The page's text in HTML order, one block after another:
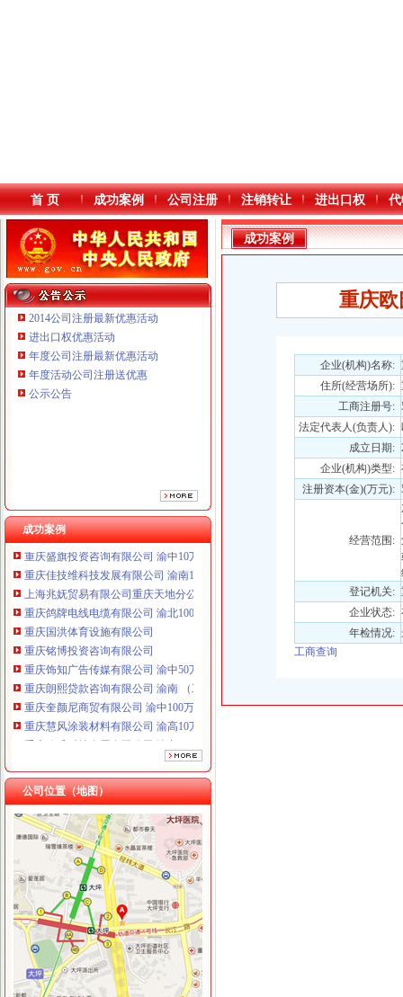
本站导航
首 页 成功案例 公司注册 注销转让 进出口权
2014公司注册最新优惠活动
进出口权优惠活动
年度公司注册最新优惠活动
年度活动公司注册送优惠
公示公告
成功案例
重庆鸽牌电线电缆有限公司 渝北10010万 (进出口权)
重庆慧风涂装材料有限公司 渝高10万 （工商注册）
重庆欧氏科技发展有限公司 渝九50万 （进出口权）
重庆盛旗投资咨询有限公司 渝中10万 （工商注册）
重庆佳技维科技发展有限公司 渝南100万 （进出口权）
上海兆妩贸易有限公司重庆天地分公司 渝中 （工商注册）
重庆鸽牌电线电缆有限公司 渝北10010万 (进出口权)
重庆国洪体育设施有限公司
重庆铭博投资咨询有限公司
重庆饰知广告传媒有限公司 渝中50万 （工商注册）
重庆朗熙贷款咨询有限公司 渝南 （工商注册）
重庆奎颜尼商贸有限公司 渝中100万 （工商注册）
重庆慧风涂装材料有限公司 渝高10万 （工商注册）
重庆欧氏科技发展有限公司 渝九50万 （进出口权）
重庆盛旗投资咨询有限公司 渝中10万 （工商注册）
重庆佳技维科技发展有限公司 渝南100万 （进出口权）
上海兆妩贸易有限公司重庆天地分公司 渝中 （工商注册）
公司位置（地图）
工商动态
沙坪坝局抓住“五个关键”0元注册公司流程推动重点工作全面开展
荣昌局一元注册公司流程四举措建立与监管对象联系服务机制
黔江局重庆0元注册公司四项措施服务地方经济发展
万盛局五项措施加“五一”一元注册公司流程旅游市场管理见成效
北碚局重庆0元注册公司启动商标发展战略为宣周造势
成功案例
重庆
企业(机构)名称:
住所(经营场所):
工商注册号:
法定代表人(负责人):
成立日期:
企业(机构)类型:
注册资本(金)(万元):
经营范围:
登记机关:
企业状态:
年检情况:
工商查询